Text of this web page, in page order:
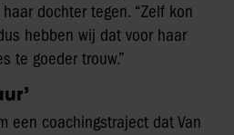
dochter tegen. “Zelf kon
hebben wij dat voor haar
te goeder trouw.”
een coachingstraject dat Van